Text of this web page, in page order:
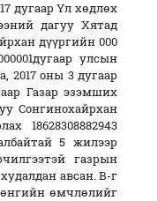
дугаар Үл хөдлөх
дагуу Хятад
дүүргийн 000
улсын
2017 оны 3 дугаар
Газар эзэмших
Сонгинохайрхан
18628308882943
5 жилээр
газрын
авсан. В-г
өмчлөлийг